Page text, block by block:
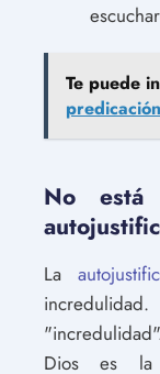
Te puede
predicación
No está
La
Dios es